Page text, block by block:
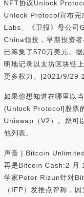
NFT协议Unlock
Unlock Protocol宣布完
Labs、《卫报》母公
China领投，早期投资
已筹集了570万美元。
明地记录以太坊区块链
更多权力。[2021/9/29
如果你想知道在哪里以
{Unlock Protocol]股票
Uniswap（V2）。您可
他列表。
声音 | Bitcoin
再是Bitcoin Cash:2 月
学家Peter Rizun针对
（IFP）发推点评称，